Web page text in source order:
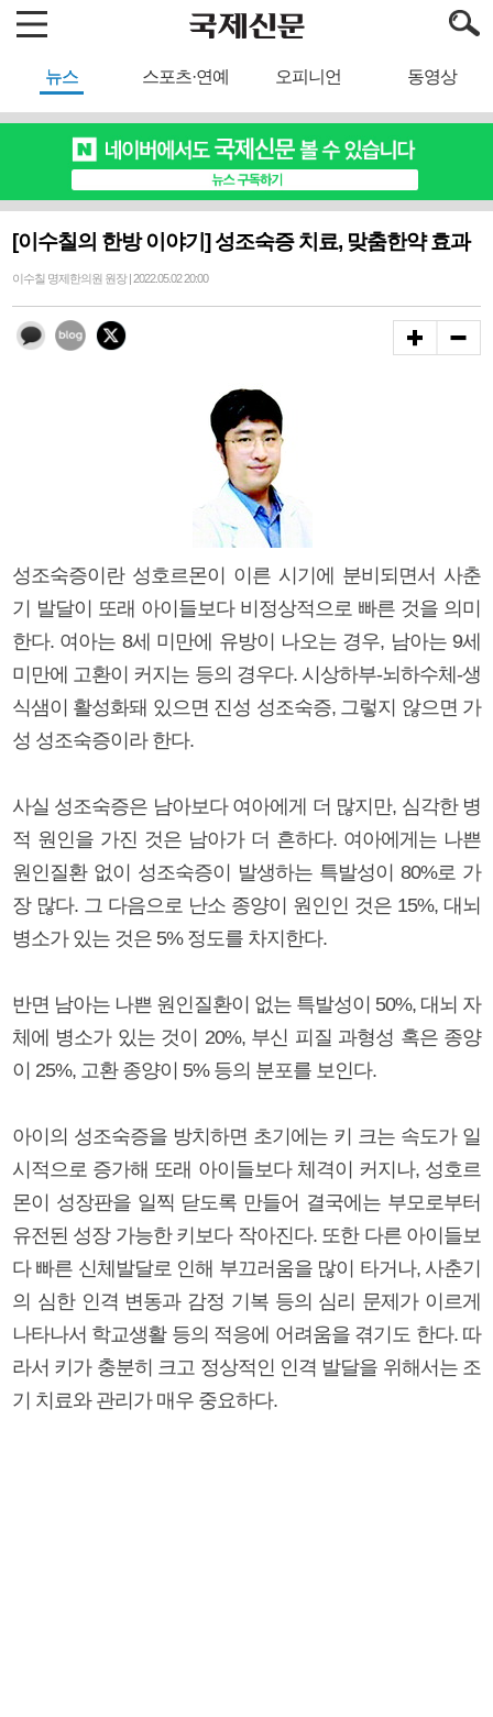
뉴스 스포츠·연예 오피니언 동영상
[이수칠의 한방 이야기] 성조숙증 치료, 맞춤한약 효과
이수칠 명제한의원 원장 | 2022.05.02 20:00
성조숙증이란 성호르몬이 이른 시기에 분비되면서 사춘
기 발달이 또래 아이들보다 비정상적으로 빠른 것을 의미
한다. 여아는 8세 미만에 유방이 나오는 경우, 남아는 9세
미만에 고환이 커지는 등의 경우다. 시상하부-뇌하수체-생
식샘이 활성화돼 있으면 진성 성조숙증, 그렇지 않으면 가
성 성조숙증이라 한다.
사실 성조숙증은 남아보다 여아에게 더 많지만, 심각한 병
적 원인을 가진 것은 남아가 더 흔하다. 여아에게는 나쁜
원인질환 없이 성조숙증이 발생하는 특발성이 80%로 가
장 많다. 그 다음으로 난소 종양이 원인인 것은 15%, 대뇌
병소가 있는 것은 5% 정도를 차지한다.
반면 남아는 나쁜 원인질환이 없는 특발성이 50%, 대뇌 자
체에 병소가 있는 것이 20%, 부신 피질 과형성 혹은 종양
이 25%, 고환 종양이 5% 등의 분포를 보인다.
아이의 성조숙증을 방치하면 초기에는 키 크는 속도가 일
시적으로 증가해 또래 아이들보다 체격이 커지나, 성호르
몬이 성장판을 일찍 닫도록 만들어 결국에는 부모로부터
유전된 성장 가능한 키보다 작아진다. 또한 다른 아이들보
다 빠른 신체발달로 인해 부끄러움을 많이 타거나, 사춘기
의 심한 인격 변동과 감정 기복 등의 심리 문제가 이르게
나타나서 학교생활 등의 적응에 어려움을 겪기도 한다. 따
라서 키가 충분히 크고 정상적인 인격 발달을 위해서는 조
기 치료와 관리가 매우 중요하다.